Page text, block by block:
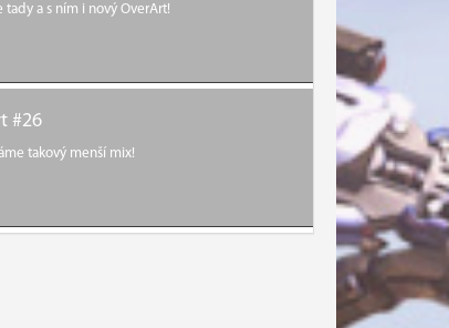
tady a s ním i nový OverArt!
#26
takový menší mix!